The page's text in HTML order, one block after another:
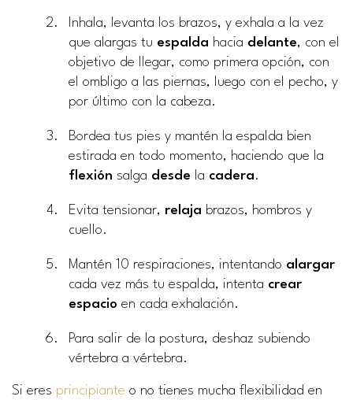
Inhala, levanta los brazos, y exhala a la vez
que alargas tu espalda hacia delante, con el
objetivo de llegar, como primera opción, con
el ombligo a las piernas, luego con el pecho, y
por último con la cabeza.
Bordea tus pies y mantén la espalda bien
estirada en todo momento, haciendo que la
flexión salga desde la cadera.
Evita tensionar, relaja brazos, hombros y
cuello.
Mantén 10 respiraciones, intentando alargar
cada vez más tu espalda, intenta crear
espacio en cada exhalación.
Para salir de la postura, deshaz subiendo
vértebra a vértebra.
Si eres principiante o no tienes mucha flexibilidad en